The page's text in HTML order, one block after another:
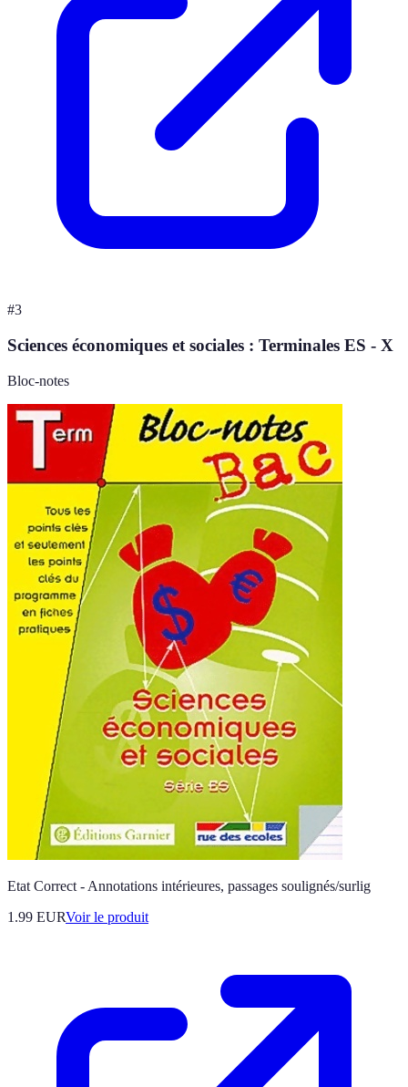
#3
Sciences économiques et sociales : Terminales ES - X
Bloc-notes
Etat Correct - Annotations intérieures, passages soulignés/surlig
1.99 EURVoir le produit